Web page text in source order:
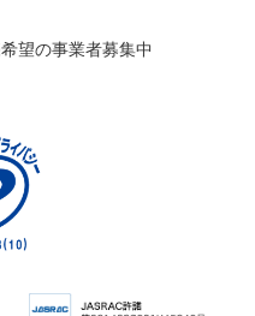
望の事業者募集中